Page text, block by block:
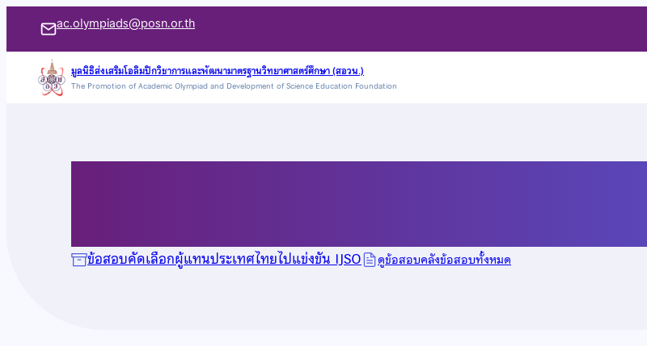
เนื้อหา
ac.olympiads@posn.or.th
มูลนิธิส่งเสริมโอลิมปิกวิชาการและพัฒนามาตรฐานวิทยาศาสตร์ศึกษา (สอวน.)
The Promotion of Academic Olympiad and Development of Science Education Foundation
ข้อสอบคัดเลือกผู้แทนประเทศไทยไปแข่งขัน IJSO ดูข้อสอบคลังข้อสอบทั้งหมด